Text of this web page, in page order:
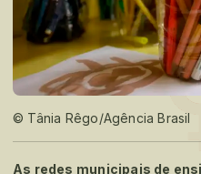
© Tânia Rêgo/Agência Brasil
As redes municipais de